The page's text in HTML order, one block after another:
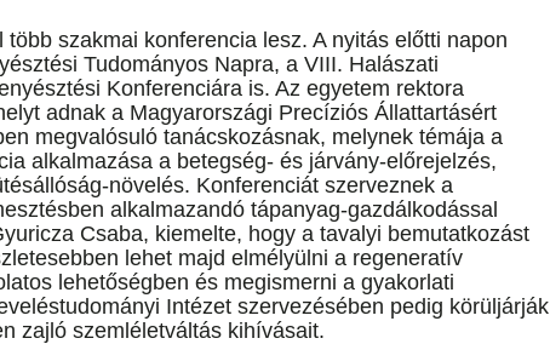
szakmai konferencia lesz. A nyitás előtti napon
Tudományos Napra, a VIII. Halászati
Konferenciára is. Az egyetem rektora
adnak a Magyarországi Precíziós Állattartásért
megvalósuló tanácskozásnak, melynek témája a
alkalmazása a betegség- és járvány-előrejelzés,
növelés. Konferenciát szerveznek a
alkalmazandó tápanyag-gazdálkodással
Csaba, kiemelte, hogy a tavalyi bemutatkozást
lehet majd elmélyülni a regeneratív
lehetőségben és megismerni a gyakorlati
Intézet szervezésében pedig körüljárják
zajló szemléletváltás kihívásait.